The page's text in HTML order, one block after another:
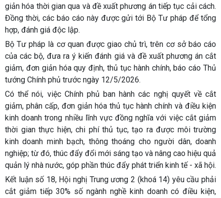
giản hóa thời gian qua và đề xuất phương án tiếp tục cải cách.
Đồng thời, các báo cáo này được gửi tới Bộ Tư pháp để tổng
hợp, đánh giá độc lập.
Bộ Tư pháp là cơ quan được giao chủ trì, trên cơ sở báo cáo
của các bộ, đưa ra ý kiến đánh giá và đề xuất phương án cắt
giảm, đơn giản hóa quy định, thủ tục hành chính, báo cáo Thủ
tướng Chính phủ trước ngày 12/5/2026.
Có thể nói, việc Chính phủ ban hành các nghị quyết về cắt
giảm, phân cấp, đơn giản hóa thủ tục hành chính và điều kiện
kinh doanh trong nhiều lĩnh vực đồng nghĩa với việc cắt giảm
thời gian thực hiện, chi phí thủ tục, tạo ra được môi trường
kinh doanh minh bạch, thông thoáng cho người dân, doanh
nghiệp; từ đó, thúc đẩy đổi mới sáng tạo và nâng cao hiệu quả
quản lý nhà nước, góp phần thúc đẩy phát triển kinh tế - xã hội.
Kết luận số 18, Hội nghị Trung ương 2 (khoá 14) yêu cầu phải
cắt giảm tiếp 30% số ngành nghề kinh doanh có điều kiện,